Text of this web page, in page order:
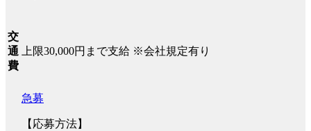
交
通
費
上限30,000円まで支給 ※会社規定有り
急募
【応募方法】